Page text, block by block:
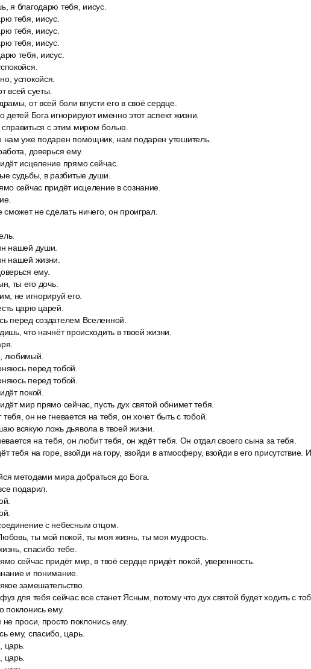
я благодарю тебя, иисус.
тебя, иисус.
тебя, иисус.
тебя, иисус.
тебя, иисус.
успокойся.
всей суеты.
от всей боли впусти его в своё сердце.
детей Бога игнорируют именно этот аспект жизни.
с этим миром болью.
уже подарен помощник, нам подарен утешитель.
доверься ему.
исцеление прямо сейчас.
судьбы, в разбитые души.
сейчас придёт исцеление в сознание.
сможет не сделать ничего, он проиграл.
нашей души.
нашей жизни.
ему.
ты его дочь.
не игнорируй его.
царю царей.
перед создателем Вселенной.
что начнёт происходить в твоей жизни.
любимый.
перед тобой.
перед тобой.
покой.
мир прямо сейчас, пусть дух святой обнимет тебя.
он не гневается на тебя, он хочет быть с тобой.
всякую ложь дьявола в твоей жизни.
на тебя, он любит тебя, он ждёт тебя. Он отдал своего сына за тебя.
тебя на горе, взойди на гору, взойди в атмосферу, взойди в его присутствие.
методами мира добраться до Бога.
подарил.
с небесным отцом.
ты мой покой, ты моя жизнь, ты моя мудрость.
спасибо тебе.
сейчас придёт мир, в твоё сердце придёт покой, уверенность.
и понимание.
замешательство.
для тебя сейчас все станет Ясным, потому что дух святой будет ходить с
поклонись ему.
проси, просто поклонись ему.
ему, спасибо, царь.
царь.
царь.